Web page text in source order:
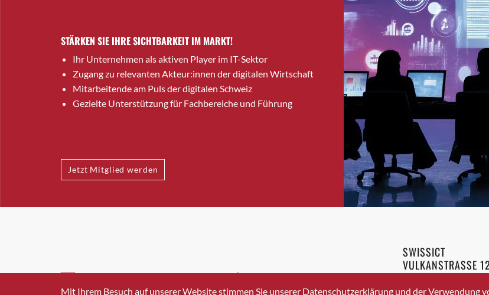
Brig-Glis
Bronschhofen
Brugg
Brugg AG
Burgdorf
Bäretswil
Bülach
Cazis
Crissier
Davos Platz
STÄRKEN SIE IHRE SICHTBARKEIT IM MARKT!
Ihr Unternehmen als aktiven Player im IT-Sektor
Zugang zu relevanten Akteur:innen der digitalen Wirtschaft
Mitarbeitende am Puls der digitalen Schweiz
Gezielte Unterstützung für Fachbereiche und Führung
Jetzt Mitglied werden
INFO@SWISSICT.CH +41 43 336 40 20
SWISSICT
VULKANSTRASSE
8048 ZURICH
Mit Ihrem Besuch auf unserer Website stimmen Sie unserer Datenschutzerklärung und der Verwendung